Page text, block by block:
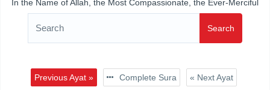
In the Name of Allah, the Most Compassionate, the Ever-Merciful
Search
Previous Ayat » Complete Sura « Next Ayat